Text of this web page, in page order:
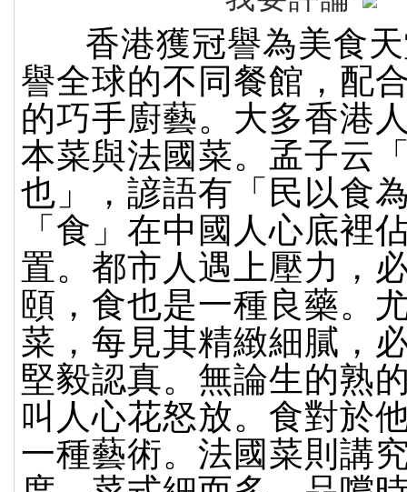
香港獲冠譽為美食
譽全球的不同餐館，配
的巧手廚藝。大多香港
本菜與法國菜。孟子云
也」，諺語有「民以食
「食」在中國人心底裡
置。都市人遇上壓力，
頤，食也是一種良藥。
菜，每見其精緻細膩，
堅毅認真。無論生的熟
叫人心花怒放。食對於
一種藝術。法國菜則講